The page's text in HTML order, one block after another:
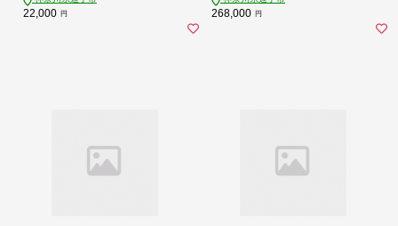
料 神奈川県 逗子市
22,000 円
料 神奈川県 逗子市
268,000 円